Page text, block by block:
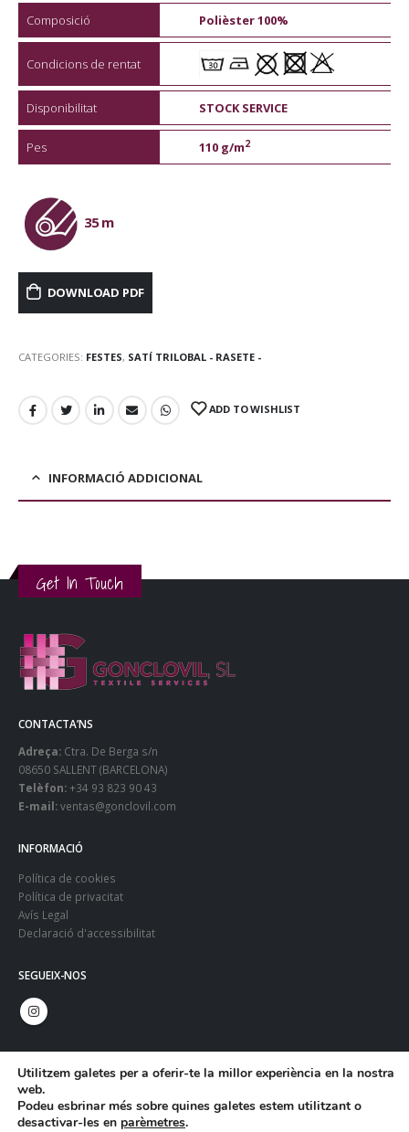
Composició Polièster 100%
Condicions de rentat
Disponibilitat STOCK SERVICE
Pes 110 g/m2
35 m
DOWNLOAD PDF
CATEGORIES: FESTES, SATÍ TRILOBAL - RASETE -
ADD TO WISHLIST
INFORMACIÓ ADDICIONAL
Get In Touch
CONTACTA’NS
Adreça: Ctra. De Berga s/n
08650 SALLENT (BARCELONA)
Telèfon:+34 93 823 90 43
E-mail:ventas@gonclovil.com
INFORMACIÓ
Política de cookies
Política de privacitat
Avís Legal
Declaració d'accessibilitat
SEGUEIX-NOS
Utilitzem galetes per a oferir-te la millor experiència en la nostra
web.
Podeu esbrinar més sobre quines galetes estem utilitzant o
desactivar-les en parèmetres.